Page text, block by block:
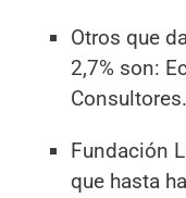
Otros que
2,7% son:
Consultores.
Fundación
que hasta